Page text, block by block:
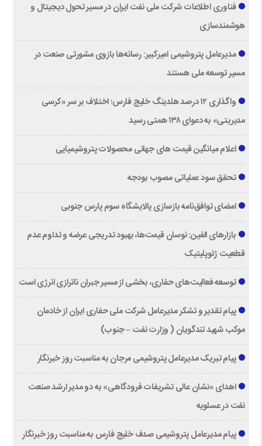
فناوری اطلاعات شرکت ملی نفت ایران در مسیر تحول دیجیتال و
هوشمندسازی
مدیرعامل پتروشیمی امیرکبیر: رسانه‌ها بازوی مشورتی صنعت در
مسیر توسعه ملی هستند
واگذاری ۱۲ درصد هلدینگ خلیج فارس؛ اختلاف بر سر «کرسی
مدیریتی» به دعوای ۱۳۸ همتی رسید
اعلام میانگین قیمت های جهانی محصولات پتروشیمیایی
تحقق سود عملیاتی مصوب بودجه
امضای توافق‌نامه بازسازی پالایشگاه سوم پارس جنوبی
بازارهای الفین‌: نوسان قیمت‌ها، بهبود تدریجی عرضه و تداوم عدم
قطعیت ژئوپلیتیک
توسعه فعالیت‌های حفاری، بخشی از مسیر جبران ناترازی انرژی است
پیام تقدیر و تشکر مدیرعامل شرکت ملی حفاری ایران از خادمان
موكب شهيد تندگويان ( وزارت نفت – جنوب)
پیام تبریک مدیرعامل پتروشیمی مرجان به مناسبت روز خبرنگار
اهدای «نشان عالی تشریفات فرودگاهی» به دو مدیر ارشد صنعت
نفت در عسلویه
پیام مدیرعامل پتروشیمی صدف خلیج فارس به مناسبت روز خبرنگار